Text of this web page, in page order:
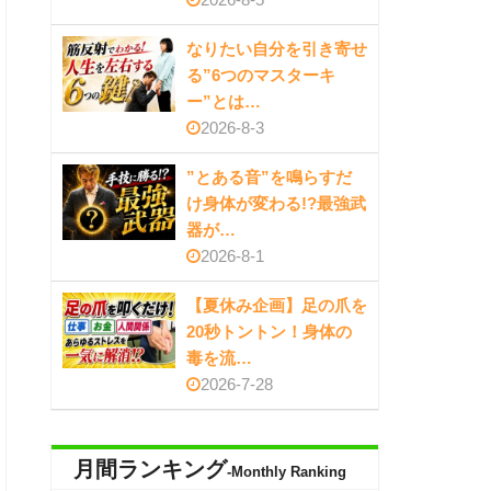
なりたい自分を引き寄せ
る”6つのマスターキ
ー”とは…
2026-8-3
”とある音”を鳴らすだ
け身体が変わる!?最強武
器が…
2026-8-1
【夏休み企画】足の爪を
20秒トントン！身体の
毒を流…
2026-7-28
月間ランキング-Monthly Ranking